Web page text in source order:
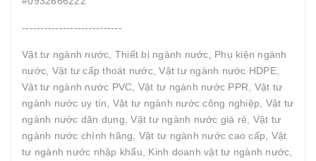
---------------------------
Vật tư ngành nước, Thiết bị ngành nước, Phụ kiện ngành
nước, Vật tư cấp thoát nước, Vật tư ngành nước HDPE,
Vật tư ngành nước PVC, Vật tư ngành nước PPR, Vật tư
ngành nước uy tín, Vật tư ngành nước công nghiệp, Vật tư
ngành nước dân dụng, Vật tư ngành nước giá rẻ, Vật tư
ngành nước chính hãng, Vật tư ngành nước cao cấp, Vật
tư ngành nước nhập khẩu, Kinh doanh vật tư ngành nước,